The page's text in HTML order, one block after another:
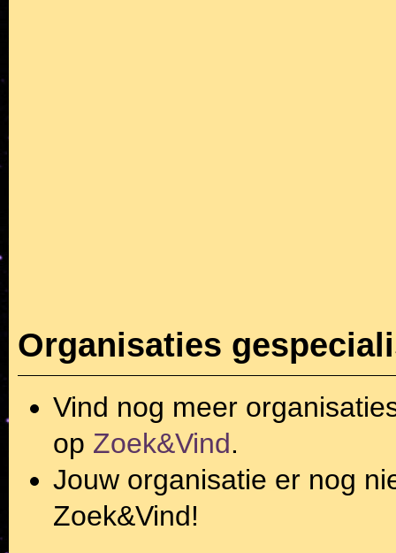
Organisaties
Vind nog meer
op Zoek&Vind.
Jouw organisatie er nog
Zoek&Vind!